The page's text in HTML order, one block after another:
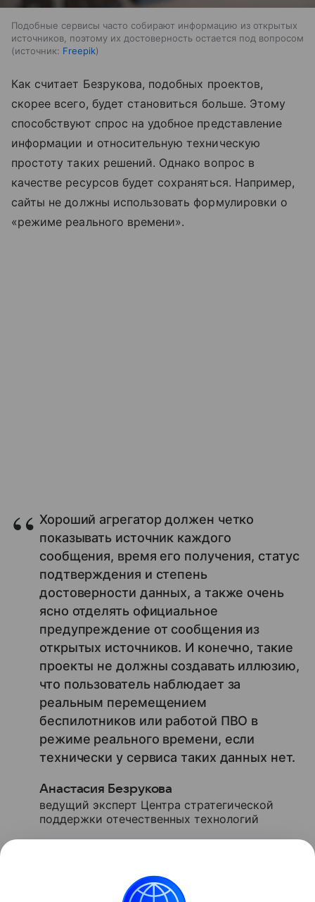
Подобные сервисы часто собирают информацию из открытых
источников, поэтому их достоверность остается под вопросом
источник: Freepik
Как считает Безрукова, подобных проектов,
скорее всего, будет становиться больше. Этому
способствуют спрос на удобное представление
информации и относительную техническую
простоту таких решений. Однако вопрос в
качестве ресурсов будет сохраняться. Например,
сайты не должны использовать формулировки о
«режиме реального времени».
Хороший агрегатор должен четко
показывать источник каждого
сообщения, время его получения, статус
подтверждения и степень
достоверности данных, а также очень
ясно отделять официальное
предупреждение от сообщения из
открытых источников. И конечно, такие
проекты не должны создавать иллюзию,
что пользователь наблюдает за
реальным перемещением
беспилотников или работой ПВО в
режиме реального времени, если
технически у сервиса таких данных нет.
Анастасия Безрукова
ведущий эксперт Центра стратегической
поддержки отечественных технологий
наживаются на теме бензина.